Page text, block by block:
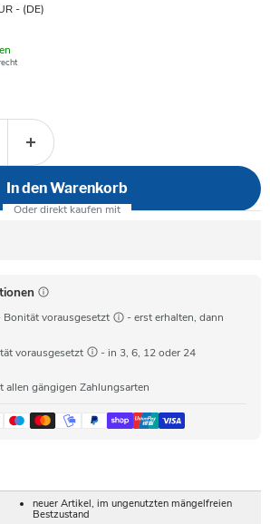
- (DE)
In den Warenkorb
Bonität vorausgesetzt
- erst erhalten, dann
vorausgesetzt
- in 3, 6, 12 oder 24
allen gängigen Zahlungsarten
neuer Artikel, im ungenutzten mängelfreien
Bestzustand